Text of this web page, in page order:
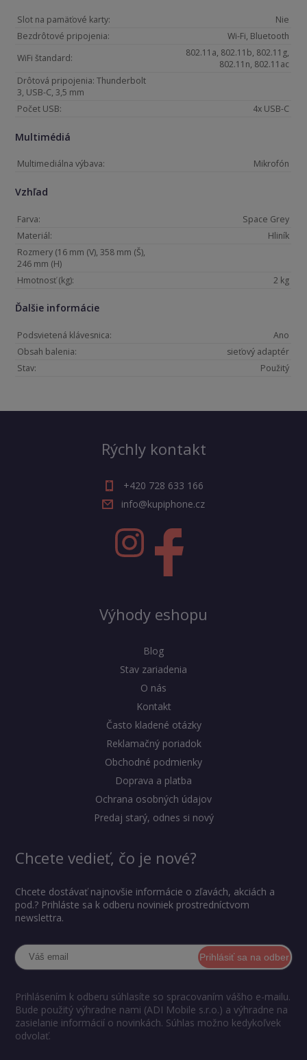
Slot na pamäťové karty:
Nie
Bezdrôtové pripojenia:
Wi-Fi, Bluetooth
WiFi štandard:
802.11a, 802.11b, 802.11g,
802.11n, 802.11ac
Drôtová pripojenia: Thunderbolt
3, USB-C, 3,5 mm
Počet USB:
4x USB-C
Multimédiá
Multimediálna výbava: Mikrofón
Vzhľad
Farva:
Space Grey
Materiál:
Hliník
Rozmery (16 mm (V), 358 mm (Š),
246 mm (H)
Hmotnosť (kg):
2 kg
Ďalšie informácie
Podsvietená klávesnica:
Ano
Obsah balenia:
sieťový adaptér
Stav:
Použitý
Rýchly kontakt
+420 728 633 166
info@kupiphone.cz
Výhody eshopu
Blog
Stav zariadenia
O nás
Kontakt
Často kladené otázky
Reklamačný poriadok
Obchodné podmienky
Doprava a platba
Ochrana osobných údajov
Predaj starý, odnes si nový
Chcete vedieť, čo je nové?
Chcete dostávať najnovšie informácie o zľavách, akciách a
pod.? Prihláste sa k odberu noviniek prostredníctvom
newslettra.
Prihlásiť sa na odber
Prihlásením k odberu súhlasíte so spracovaním vášho e-mailu.
Bude použitý výhradne nami (ADI Mobile s.r.o.) a výhradne na
zasielanie informácií o novinkách. Súhlas možno kedykoľvek
odvolať.